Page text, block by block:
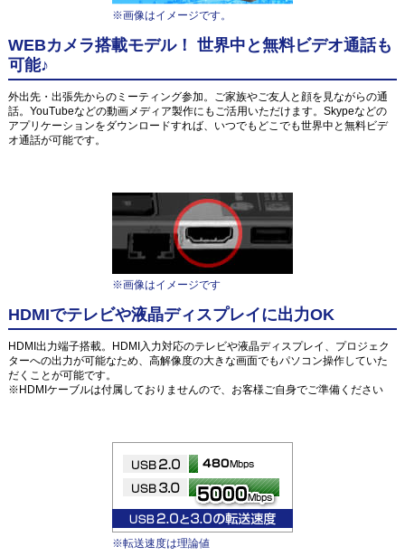
※画像はイメージです。
WEBカメラ搭載モデル！ 世界中と無料ビデオ通話も
可能♪
外出先・出張先からのミーティング参加。ご家族やご友人と顔を見ながらの通
話。YouTubeなどの動画メディア製作にもご活用いただけます。Skypeなどの
アプリケーションをダウンロードすれば、いつでもどこでも世界中と無料ビデ
オ通話が可能です。
※画像はイメージです
HDMIでテレビや液晶ディスプレイに出力OK
HDMI出力端子搭載。HDMI入力対応のテレビや液晶ディスプレイ、プロジェク
ターへの出力が可能なため、高解像度の大きな画面でもパソコン操作していた
だくことが可能です。
※HDMIケーブルは付属しておりませんので、お客様ご自身でご準備ください
※転送速度は理論値